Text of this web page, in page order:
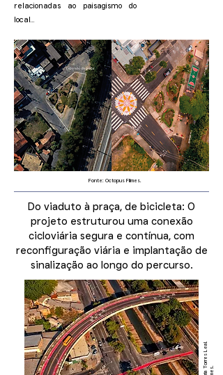
relacionadas ao paisagismo do
local...
Fonte: Octopus Filmes.
Do viaduto à praça, de bicicleta: O
projeto estruturou uma conexão
cicloviária segura e contínua, com
reconfiguração viária e implantação de
sinalização ao longo do percurso.